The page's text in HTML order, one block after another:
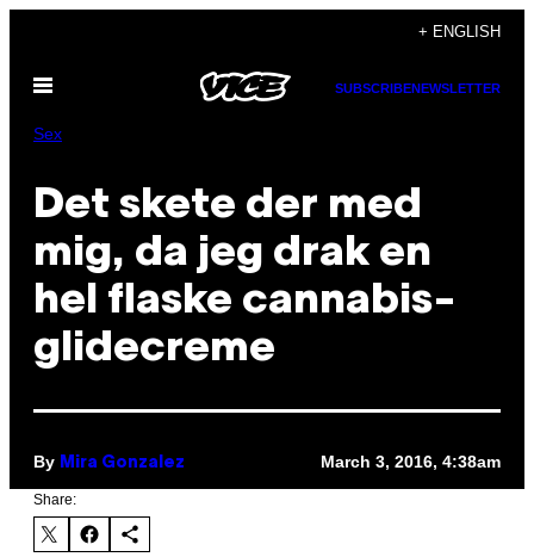
content
+ ENGLISH
Open
SUBSCRIBENEWSLETTER
Sex
Det skete der med
mig, da jeg drak en
hel flaske cannabis-
glidecreme
By Mira Gonzalez March 3, 2016, 4:38am
Share: